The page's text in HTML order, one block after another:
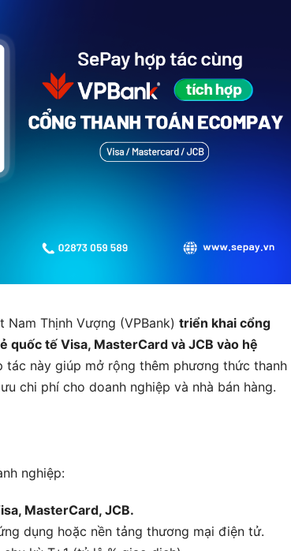
Nam Thịnh Vượng (VPBank) triển khai cổng
quốc tế Visa, MasterCard và JCB vào hệ
tác này giúp mở rộng thêm phương thức thanh
chi phí cho doanh nghiệp và nhà bán hàng.
nghiệp:
MasterCard, JCB.
dụng hoặc nền tảng thương mại điện tử.